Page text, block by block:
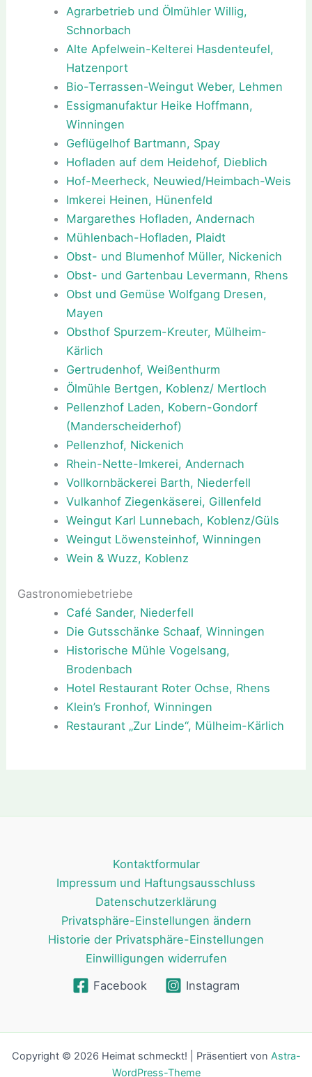
Agrarbetrieb und Ölmühler Willig,
Schnorbach
Alte Apfelwein-Kelterei Hasdenteufel,
Hatzenport
Bio-Terrassen-Weingut Weber, Lehmen
Essigmanufaktur Heike Hoffmann,
Winningen
Geflügelhof Bartmann, Spay
Hofladen auf dem Heidehof, Dieblich
Hof-Meerheck, Neuwied/Heimbach-Weis
Imkerei Heinen, Hünenfeld
Margarethes Hofladen, Andernach
Mühlenbach-Hofladen, Plaidt
Obst- und Blumenhof Müller, Nickenich
Obst- und Gartenbau Levermann, Rhens
Obst und Gemüse Wolfgang Dresen,
Mayen
Obsthof Spurzem-Kreuter, Mülheim-
Kärlich
Gertrudenhof, Weißenthurm
Ölmühle Bertgen, Koblenz/ Mertloch
Pellenzhof Laden, Kobern-Gondorf
(Manderscheiderhof)
Pellenzhof, Nickenich
Rhein-Nette-Imkerei, Andernach
Vollkornbäckerei Barth, Niederfell
Vulkanhof Ziegenkäserei, Gillenfeld
Weingut Karl Lunnebach, Koblenz/Güls
Weingut Löwensteinhof, Winningen
Wein & Wuzz, Koblenz
Gastronomiebetriebe
Café Sander, Niederfell
Die Gutsschänke Schaaf, Winningen
Historische Mühle Vogelsang,
Brodenbach
Hotel Restaurant Roter Ochse, Rhens
Klein’s Fronhof, Winningen
Restaurant „Zur Linde“, Mülheim-Kärlich
Kontaktformular
Impressum und Haftungsausschluss
Datenschutzerklärung
Privatsphäre-Einstellungen ändern
Historie der Privatsphäre-Einstellungen
Einwilligungen widerrufen
Facebook
Instagram
Copyright © 2026 Heimat schmeckt! | Präsentiert von Astra-
WordPress-Theme